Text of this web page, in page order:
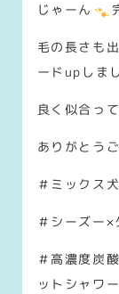
じゃーん
毛の長さも
ードupしま
良く似合っ
ありがとう
＃ミックス犬
＃シーズー×
＃高濃度炭
ットシャワ